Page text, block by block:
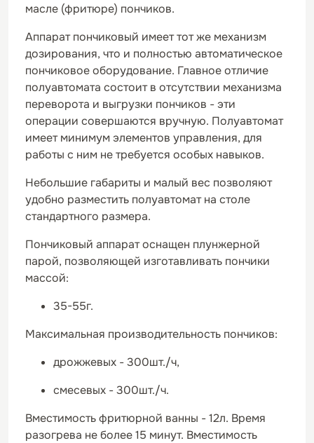
масле (фритюре) пончиков.
Аппарат пончиковый имеет тот же механизм
дозирования, что и полностью автоматическое
пончиковое оборудование. Главное отличие
полуавтомата состоит в отсутствии механизма
переворота и выгрузки пончиков - эти
операции совершаются вручную. Полуавтомат
имеет минимум элементов управления, для
работы с ним не требуется особых навыков.
Небольшие габариты и малый вес позволяют
удобно разместить полуавтомат на столе
стандартного размера.
Пончиковый аппарат оснащен плунжерной
парой, позволяющей изготавливать пончики
массой:
35-55г.
Максимальная производительность пончиков:
дрожжевых - 300шт./ч,
смесевых - 300шт./ч.
Вместимость фритюрной ванны - 12л. Время
разогрева не более 15 минут. Вместимость